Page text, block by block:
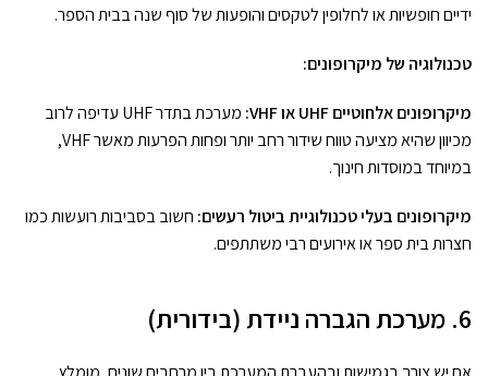
ידיים חופשיות או לחלופין לטקסים והופעות של סוף שנה בבית הספר.
טכנולוגיה של מיקרופונים:
מיקרופונים אלחוטיים UHF או VHF:
מערכת בתדר UHF עדיפה לרוב
מכיוון שהיא מציעה טווח שידור רחב יותר ופחות הפרעות מאשר VHF,
במיוחד במוסדות חינוך.
מיקרופונים בעלי טכנולוגיית ביטול רעשים: חשוב בסביבות רועשות כמו
חצרות בית ספר או אירועים רבי משתתפים.
6. מערכת הגברה ניידת (בידורית)